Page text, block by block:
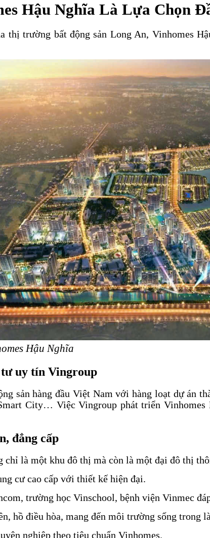
Hậu Nghĩa Là Lựa Chọn
thị trường bất động sản Long An, Vinhomes
Hậu Nghĩa
tư uy tín Vingroup
sản hàng đầu Việt Nam với hàng loạt dự án
City… Việc Vingroup phát triển
đẳng cấp
chỉ là một khu đô thị mà còn là một đại đô thị
cư cao cấp với thiết kế hiện đại.
trường học Vinschool, bệnh viện Vinmec
hồ điều hòa, mang đến môi trường sống trong
nghiệp theo tiêu chuẩn Vinhomes.